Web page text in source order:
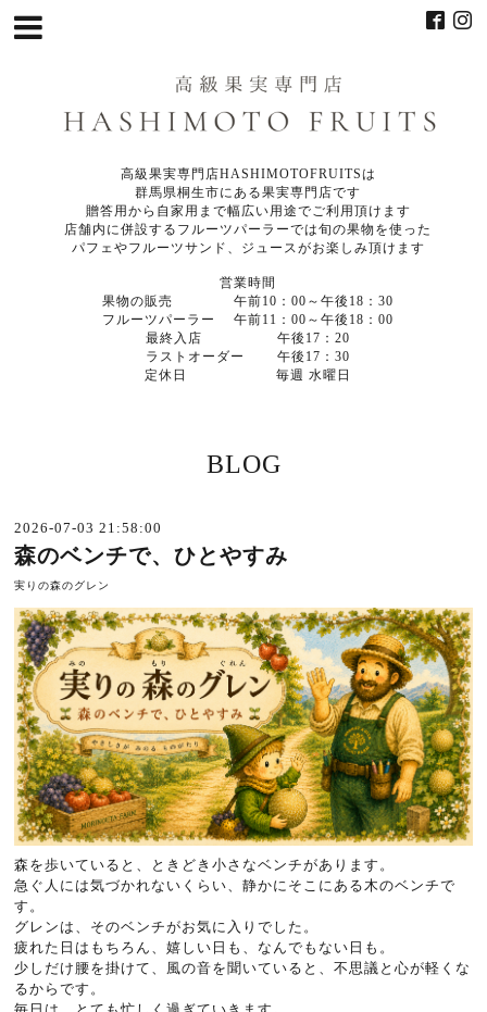
高級果実専門店HASHIMOTOFRUITSは
群馬県桐生市にある果実専門店です
贈答用から自家用まで幅広い用途でご利用頂けます
店舗内に併設するフルーツパーラーでは旬の果物を使った
パフェやフルーツサンド、ジュースがお楽しみ頂けます
営業時間
果物の販売 午前10：00～午後18：30
フルーツパーラー 午前11：00～午後18：00
最終入店 午後17：20
ラストオーダー 午後17：30
定休日 毎週 水曜日
BLOG
2026-07-03 21:58:00
森のベンチで、ひとやすみ
実りの森のグレン
森を歩いていると、ときどき小さなベンチがあります。
急ぐ人には気づかれないくらい、静かにそこにある木のベンチで
す。
グレンは、そのベンチがお気に入りでした。
疲れた日はもちろん、嬉しい日も、なんでもない日も。
少しだけ腰を掛けて、風の音を聞いていると、不思議と心が軽くな
るからです。